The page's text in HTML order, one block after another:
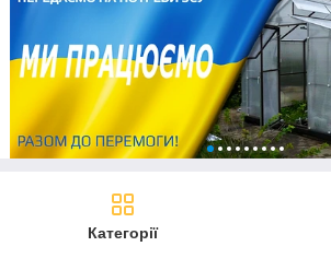
Категорії